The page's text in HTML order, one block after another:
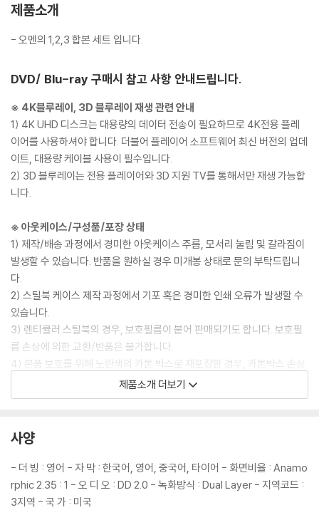
제품소개
- 오멘의 1,2,3 합본 세트 입니다.
DVD/ Blu-ray 구매시 참고 사항 안내드립니다.
※ 4K블루레이, 3D 블루레이 재생 관련 안내
1) 4K UHD 디스크는 대용량의 데이터 전송이 필요하므로 4K전용 플레
이어를 사용하셔야 합니다. 더불어 플레이어 소프트웨어 최신 버전의 업데
이트, 대용량 케이블 사용이 필수입니다.
2) 3D 블루레이는 전용 플레이어와 3D 지원 TV를 통해서만 재생 가능합
니다.
※ 아웃케이스/구성품/포장 상태
1) 제작/배송 과정에서 경미한 아웃케이스 주름, 모서리 눌림 및 갈라짐이
발생할 수 있습니다. 반품을 원하실 경우 미개봉 상태로 문의 부탁드립니
다.
2) 스틸북 케이스 제작 과정에서 기포 혹은 경미한 인쇄 오류가 발생할 수
있습니다.
3) 렌티큘러 스틸북의 경우, 보호필름이 붙어 판매되기도 합니다. 보호필
름 손상에 의한 교환/반품은 불가합니다.
4) 본품 보호를 위해 노란색의 카톤 박스로 재포장한 경우, 카톤박스 손상
에 의한 교환/반품은 불가합니다.
5) 아웃케이스/구성품/포장 상태 불량에 의한 교환/반품 신청시 불량 확
환/반품이 제한될 수 있습니다.
※ 디스크 재생 불량
1) 기기 문제로 인해 발생하는 재생 불량 현상에 대해서는 반품/교환이 불
가하니 최신 소프트웨어로 업데이트된 DVD/BD 전용 기기에서 재생하실
제품소개 더보기
사양
- 더 빙 : 영어 - 자 막 : 한국어, 영어, 중국어, 타이어 - 화면비율 : Anamo
rphic 2.35 : 1 - 오 디 오 : DD 2.0 - 녹화방식 : Dual Layer - 지역코드 :
3지역 - 국 가 : 미국